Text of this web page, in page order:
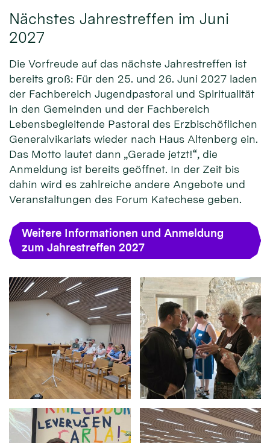
Nächstes Jahrestreffen im Juni
2027
Die Vorfreude auf das nächste Jahrestreffen ist
bereits groß: Für den 25. und 26. Juni 2027 laden
der Fachbereich Jugendpastoral und Spiritualität
in den Gemeinden und der Fachbereich
Lebensbegleitende Pastoral des Erzbischöflichen
Generalvikariats wieder nach Haus Altenberg ein.
Das Motto lautet dann „Gerade jetzt!“, die
Anmeldung ist bereits geöffnet. In der Zeit bis
dahin wird es zahlreiche andere Angebote und
Veranstaltungen des Forum Katechese geben.
Weitere Informationen und Anmeldung
zum Jahrestreffen 2027